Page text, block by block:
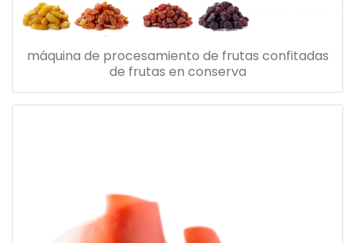
máquina de procesamiento de frutas confitadas
de frutas en conserva